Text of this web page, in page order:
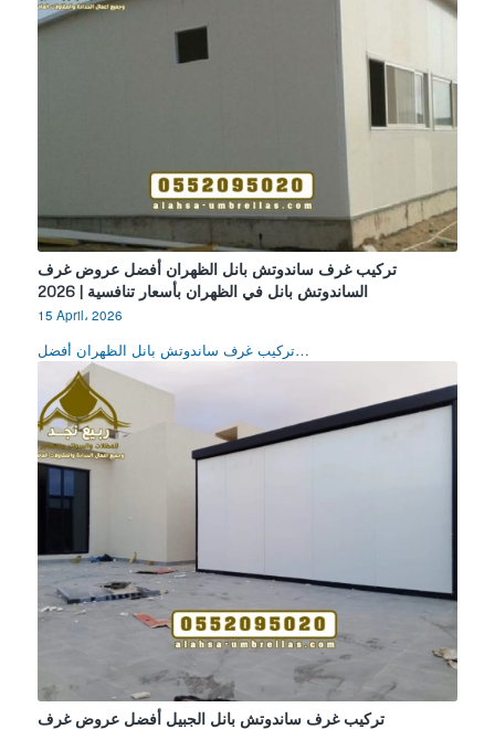
تركيب غرف ساندوتش بانل الظهران أفضل عروض غرف
الساندوتش بانل في الظهران بأسعار تنافسية | 2026
15 April، 2026
تركيب غرف ساندوتش بانل الظهران أفضل…
تركيب غرف ساندوتش بانل الجبيل أفضل عروض غرف